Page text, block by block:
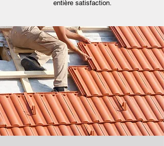
entière satisfaction.